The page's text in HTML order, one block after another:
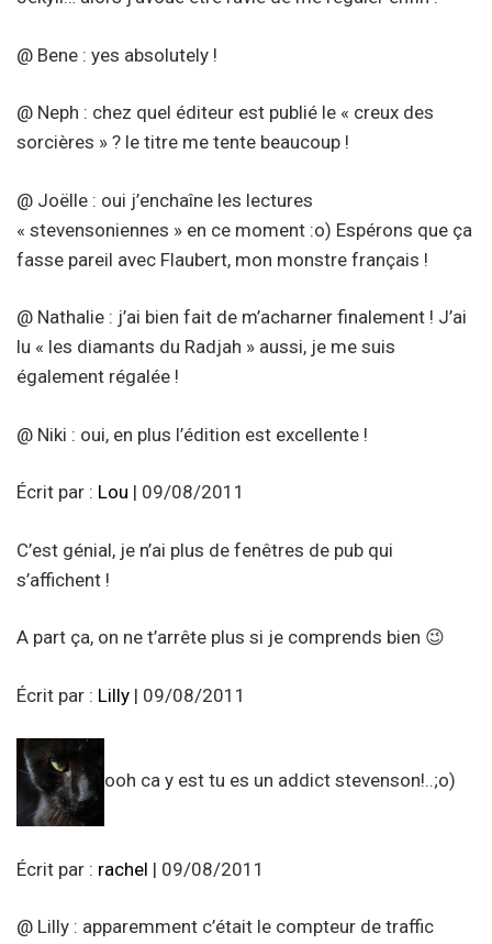
@ Bene : yes absolutely !
@ Neph : chez quel éditeur est publié le « creux des
sorcières » ? le titre me tente beaucoup !
@ Joëlle : oui j’enchaîne les lectures
« stevensoniennes » en ce moment :o) Espérons que ça
fasse pareil avec Flaubert, mon monstre français !
@ Nathalie : j’ai bien fait de m’acharner finalement ! J’ai
lu « les diamants du Radjah » aussi, je me suis
également régalée !
@ Niki : oui, en plus l’édition est excellente !
Écrit par : Lou | 09/08/2011
C’est génial, je n’ai plus de fenêtres de pub qui
s’affichent !
A part ça, on ne t’arrête plus si je comprends bien 😉
Écrit par : Lilly | 09/08/2011
ooh ca y est tu es un addict stevenson!..;o)
Écrit par : rachel | 09/08/2011
@ Lilly : apparemment c’était le compteur de traffic